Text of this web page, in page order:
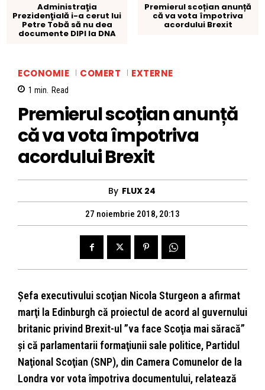
Administraţia
Prezidenţială i-a cerut lui
Petre Tobă să nu dea
documente DIPI la DNA
Premierul scoțian anunță
că va vota împotriva
acordului Brexit